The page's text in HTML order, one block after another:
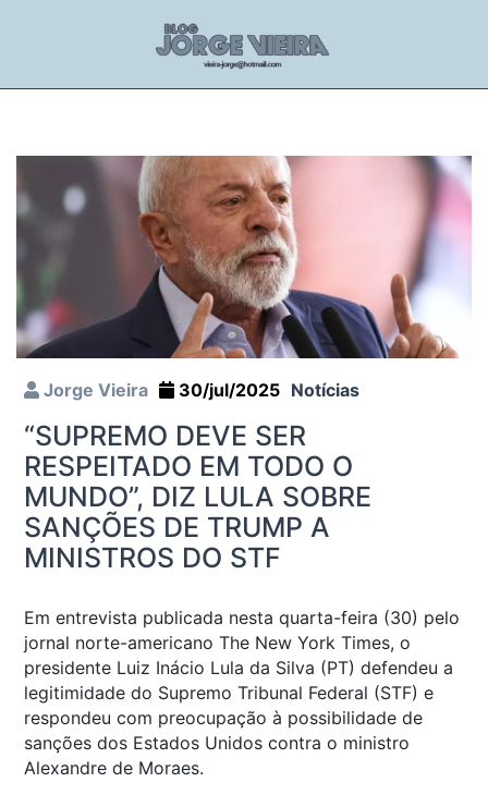
Jorge Vieira 30/jul/2025 Notícias
“SUPREMO DEVE SER
RESPEITADO EM TODO O
MUNDO”, DIZ LULA SOBRE
SANÇÕES DE TRUMP A
MINISTROS DO STF
Em entrevista publicada nesta quarta-feira (30) pelo
jornal norte-americano The New York Times, o
presidente Luiz Inácio Lula da Silva (PT) defendeu a
legitimidade do Supremo Tribunal Federal (STF) e
respondeu com preocupação à possibilidade de
sanções dos Estados Unidos contra o ministro
Alexandre de Moraes.